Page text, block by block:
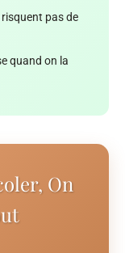
pas de
quand on la
On